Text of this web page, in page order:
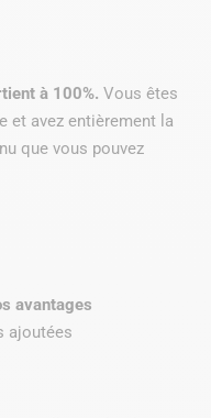
à 100%. Vous êtes
et avez entièrement la
que vous pouvez
avantages
ajoutées